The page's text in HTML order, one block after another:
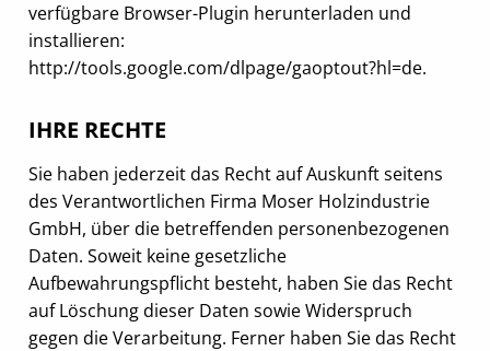
verfügbare Browser-Plugin herunterladen und
installieren:
http://tools.google.com/dlpage/gaoptout?hl=de.
IHRE RECHTE
Sie haben jederzeit das Recht auf Auskunft seitens
des Verantwortlichen Firma Moser Holzindustrie
GmbH, über die betreffenden personenbezogenen
Daten. Soweit keine gesetzliche
Aufbewahrungspflicht besteht, haben Sie das Recht
auf Löschung dieser Daten sowie Widerspruch
gegen die Verarbeitung. Ferner haben Sie das Recht